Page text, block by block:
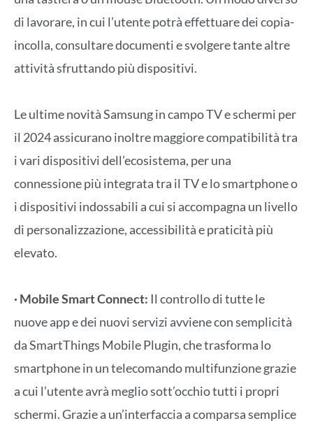
di lavorare, in cui l’utente potrà effettuare dei copia-
incolla, consultare documenti e svolgere tante altre
attività sfruttando più dispositivi.
Le ultime novità Samsung in campo TV e schermi per
il 2024 assicurano inoltre maggiore compatibilità tra
i vari dispositivi dell’ecosistema, per una
connessione più integrata tra il TV e lo smartphone o
i dispositivi indossabili a cui si accompagna un livello
di personalizzazione, accessibilità e praticità più
elevato.
· Mobile Smart Connect: Il controllo di tutte le
nuove app e dei nuovi servizi avviene con semplicità
da SmartThings Mobile Plugin, che trasforma lo
smartphone in un telecomando multifunzione grazie
a cui l’utente avrà meglio sott’occhio tutti i propri
schermi. Grazie a un’interfaccia a comparsa semplice